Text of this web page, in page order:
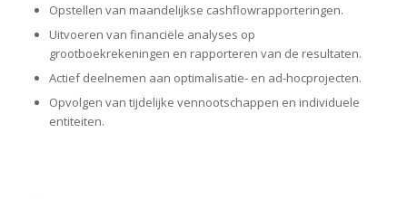
Opstellen van maandelijkse cashflowrapporteringen.
Uitvoeren van financiële analyses op
grootboekrekeningen en rapporteren van de resultaten.
Actief deelnemen aan optimalisatie- en ad-hocprojecten.
Opvolgen van tijdelijke vennootschappen en individuele
entiteiten.